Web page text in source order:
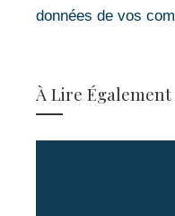
données de vos
À Lire Également